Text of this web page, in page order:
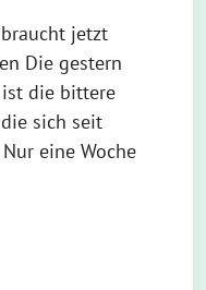
jetzt
Die gestern
die bittere
sich seit
eine Woche